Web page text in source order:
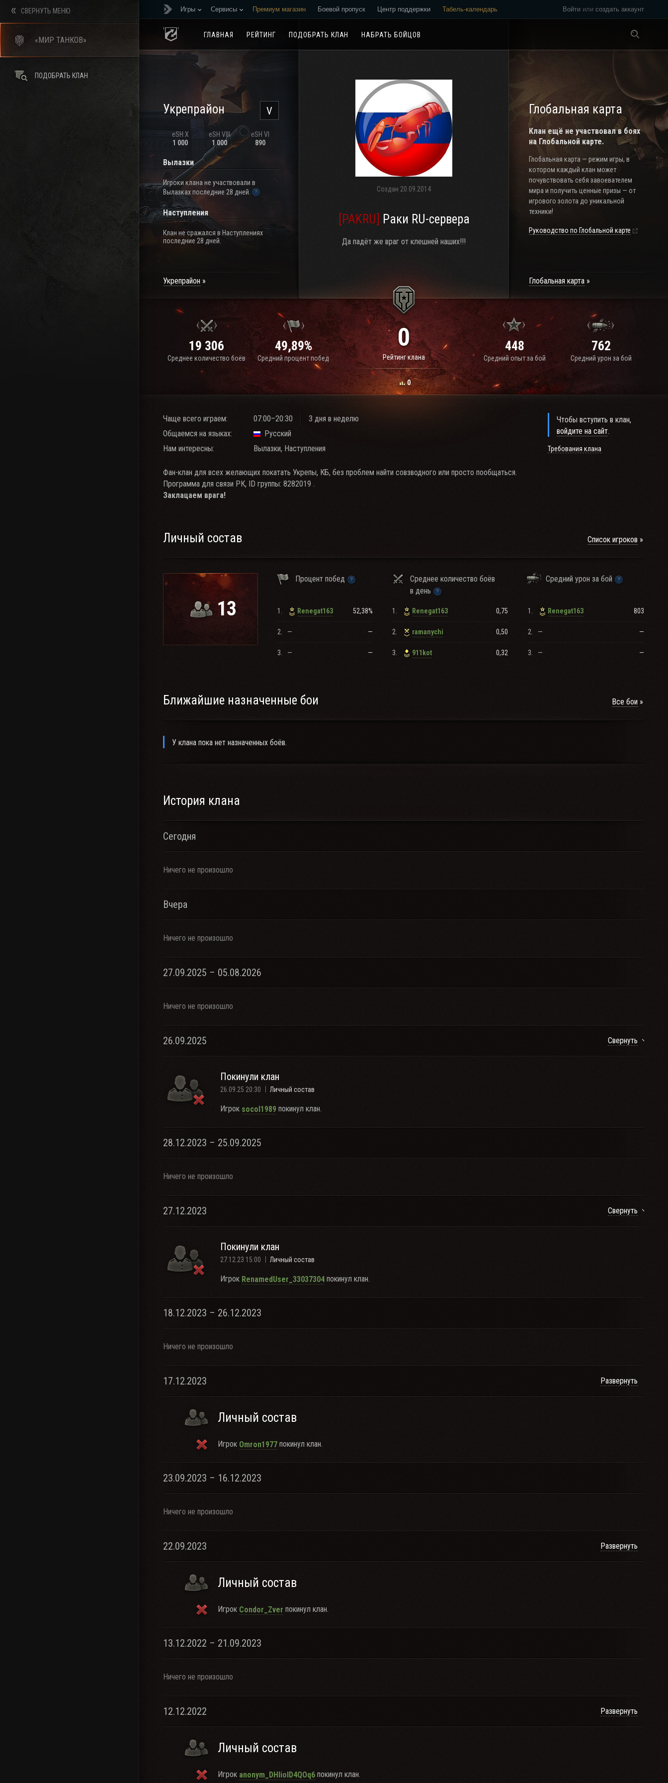
Войти или создать аккаунт
Игры Сервисы Премиум магазин Боевой пропуск Центр поддержки Табель-календарь
ГЛАВНАЯ РЕЙТИНГ ПОДОБРАТЬ КЛАН НАБРАТЬ БОЙЦОВ
V
Укрепрайон
eSH X
1 000
eSH VIII
1 000
eSH VI
890
Вылазки
Игроки клана не участвовали в
Вылазках последние 28 дней.
Наступления
Клан не сражался в Наступлениях
последние 28 дней.
Укрепрайон
Создан 20.09.2014
[PAKRU] Раки RU-сервера
Да падёт же враг от клешней наших!!!
Глобальная карта
Клан ещё не участвовал в боях
на Глобальной карте.
Глобальная карта — режим игры, в
котором каждый клан может
почувствовать себя завоевателем
мира и получить ценные призы — от
игрового золота до уникальной
техники!
Руководство по Глобальной карте
Глобальная карта
19 306
Среднее количество боёв
49,89%
Средний процент побед
0
Рейтинг клана
0
448
Средний опыт за бой
762
Средний урон за бой
Чаще всего играем: 07:00–20:30
3 дня в неделю
Общаемся на языках:
Русский
Нам интересны:
Вылазки, Наступления
Фан-клан для всех желающих покатать Укрепы, КБ, без проблем найти совзводного или просто пообщаться.
Программа для связи РК, ID группы: 8282019 .
Заклацаем врага!
Чтобы вступить в клан,
войдите на сайт.
Требования клана
Личный состав Список игроков
13
Процент побед
Среднее количество боёв
в день
Средний урон за бой
1. Renegat163 52,38%
2. — —
3. — —
1. Renegat163 0,75
2. ramanychi 0,50
3. 911kot 0,32
1. Renegat163 803
2. — —
3. — —
Ближайшие назначенные бои Все бои
У клана пока нет назначенных боёв.
История клана
Сегодня
Ничего не произошло
Вчера
Ничего не произошло
27.09.2025 – 05.08.2026
Ничего не произошло
26.09.2025 Свернуть
Покинули клан
26.09.25 20:30 Личный состав
Игрок socol1989 покинул клан.
28.12.2023 – 25.09.2025
Ничего не произошло
27.12.2023 Свернуть
Покинули клан
27.12.23 15:00 Личный состав
Игрок RenamedUser_33037304 покинул клан.
18.12.2023 – 26.12.2023
Ничего не произошло
17.12.2023 Развернуть
Личный состав
Игрок Omron1977 покинул клан.
23.09.2023 – 16.12.2023
Ничего не произошло
22.09.2023 Развернуть
Личный состав
Игрок Condor_Zver покинул клан.
13.12.2022 – 21.09.2023
Ничего не произошло
12.12.2022 Развернуть
Личный состав
Игрок anonym_DHIioID4QOq6 покинул клан.
СВЕРНУТЬ МЕНЮ
«МИР ТАНКОВ»
ПОДОБРАТЬ КЛАН